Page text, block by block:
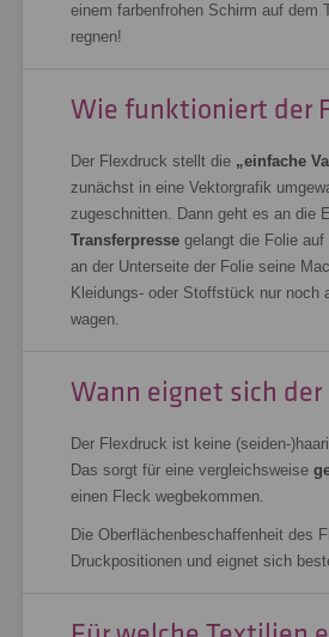
einem farbenfrohen Schirm auf dem
regnen!
Wie funktioniert der
Der Flexdruck stellt die „einfache
zunächst in eine Vektorgrafik
zugeschnitten. Dann geht es an die
Transferpresse gelangt die Folie
an der Unterseite der Folie seine
Kleidungs- oder Stoffstück nur noch
wagen.
Wann eignet sich der
Der Flexdruck ist keine (seiden-
Das sorgt für eine vergleichsweise
einen Fleck wegbekommen.
Die Oberflächenbeschaffenheit des
Druckpositionen und eignet sich